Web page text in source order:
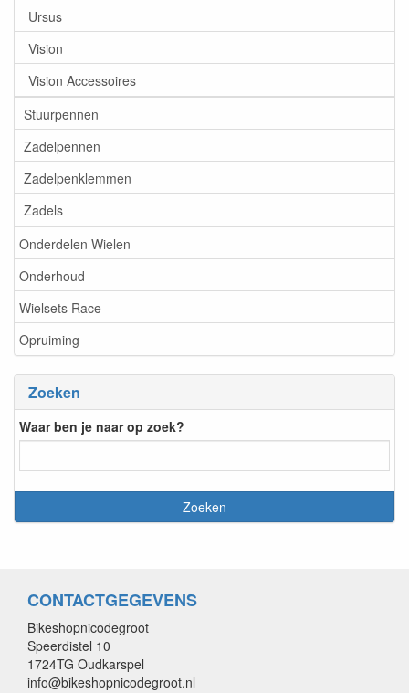
Ursus
Vision
Vision Accessoires
Stuurpennen
Zadelpennen
Zadelpenklemmen
Zadels
Onderdelen Wielen
Onderhoud
Wielsets Race
Opruiming
Zoeken
Waar ben je naar op zoek?
CONTACTGEGEVENS
Bikeshopnicodegroot
Speerdistel 10
1724TG Oudkarspel
info@bikeshopnicodegroot.nl